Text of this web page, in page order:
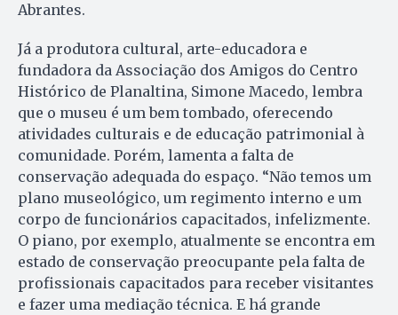
Abrantes.
Já a produtora cultural, arte-educadora e
fundadora da Associação dos Amigos do Centro
Histórico de Planaltina, Simone Macedo, lembra
que o museu é um bem tombado, oferecendo
atividades culturais e de educação patrimonial à
comunidade. Porém, lamenta a falta de
conservação adequada do espaço. “Não temos um
plano museológico, um regimento interno e um
corpo de funcionários capacitados, infelizmente.
O piano, por exemplo, atualmente se encontra em
estado de conservação preocupante pela falta de
profissionais capacitados para receber visitantes
e fazer uma mediação técnica. E há grande